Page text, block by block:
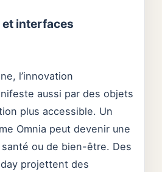
interfaces
l’innovation
aussi par des objets
plus accessible. Un
Omnia peut devenir une
ou de bien-être. Des
projettent des